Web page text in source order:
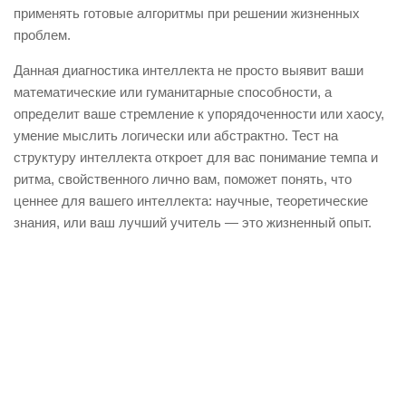
применять готовые алгоритмы при решении жизненных
проблем.
Данная диагностика интеллекта не просто выявит ваши
математические или гуманитарные способности, а
определит ваше стремление к упорядоченности или хаосу,
умение мыслить логически или абстрактно. Тест на
структуру интеллекта откроет для вас понимание темпа и
ритма, свойственного лично вам, поможет понять, что
ценнее для вашего интеллекта: научные, теоретические
знания, или ваш лучший учитель — это жизненный опыт.